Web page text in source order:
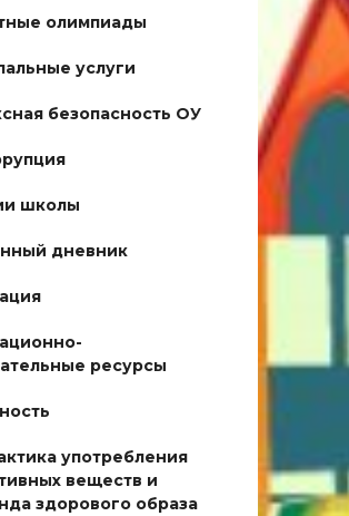
олимпиады
услуги
безопасность ОУ
школы
дневник
ресурсы
употребления
веществ и
здорового образа